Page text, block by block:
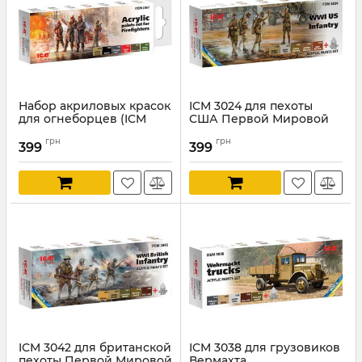
Набор акриловых красок
для огнеборцев (ICM
Артикул:
399 грн
ICM 3024 для пехоты
США Первой Мировой
Артикул:
399 грн
ICM 3042 для британской
ICM 3038 для грузовиков